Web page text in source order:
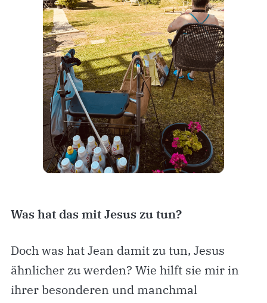
Was hat das mit Jesus zu tun?
Doch was hat Jean damit zu tun, Jesus
ähnlicher zu werden? Wie hilft sie mir in
ihrer besonderen und manchmal